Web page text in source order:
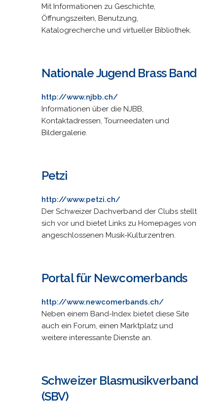
Mit Informationen zu Geschichte,
Öffnungszeiten, Benutzung,
Katalogrecherche und virtueller Bibliothek.
Nationale Jugend Brass Band
http://www.njbb.ch/
Informationen über die NJBB,
Kontaktadressen, Tourneedaten und
Bildergalerie.
Petzi
http://www.petzi.ch/
Der Schweizer Dachverband der Clubs stellt
sich vor und bietet Links zu Homepages von
angeschlossenen Musik-Kulturzentren.
Portal für Newcomerbands
http://www.newcomerbands.ch/
Neben einem Band-Index bietet diese Site
auch ein Forum, einen Marktplatz und
weitere interessante Dienste an.
Schweizer Blasmusikverband
(SBV)